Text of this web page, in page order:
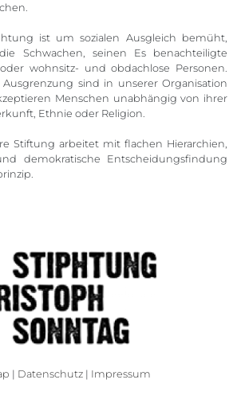
ist um sozialen Ausgleich bemüht,
Schwachen, seinen Es benachteiligte
wohnsitz- und obdachlose Personen.
sind in unserer Organisation
Menschen unabhängig von ihrer
Ethnie oder Religion.
Stiftung arbeitet mit flachen Hierarchien,
demokratische Entscheidungsfindung
| Datenschutz| Impressum